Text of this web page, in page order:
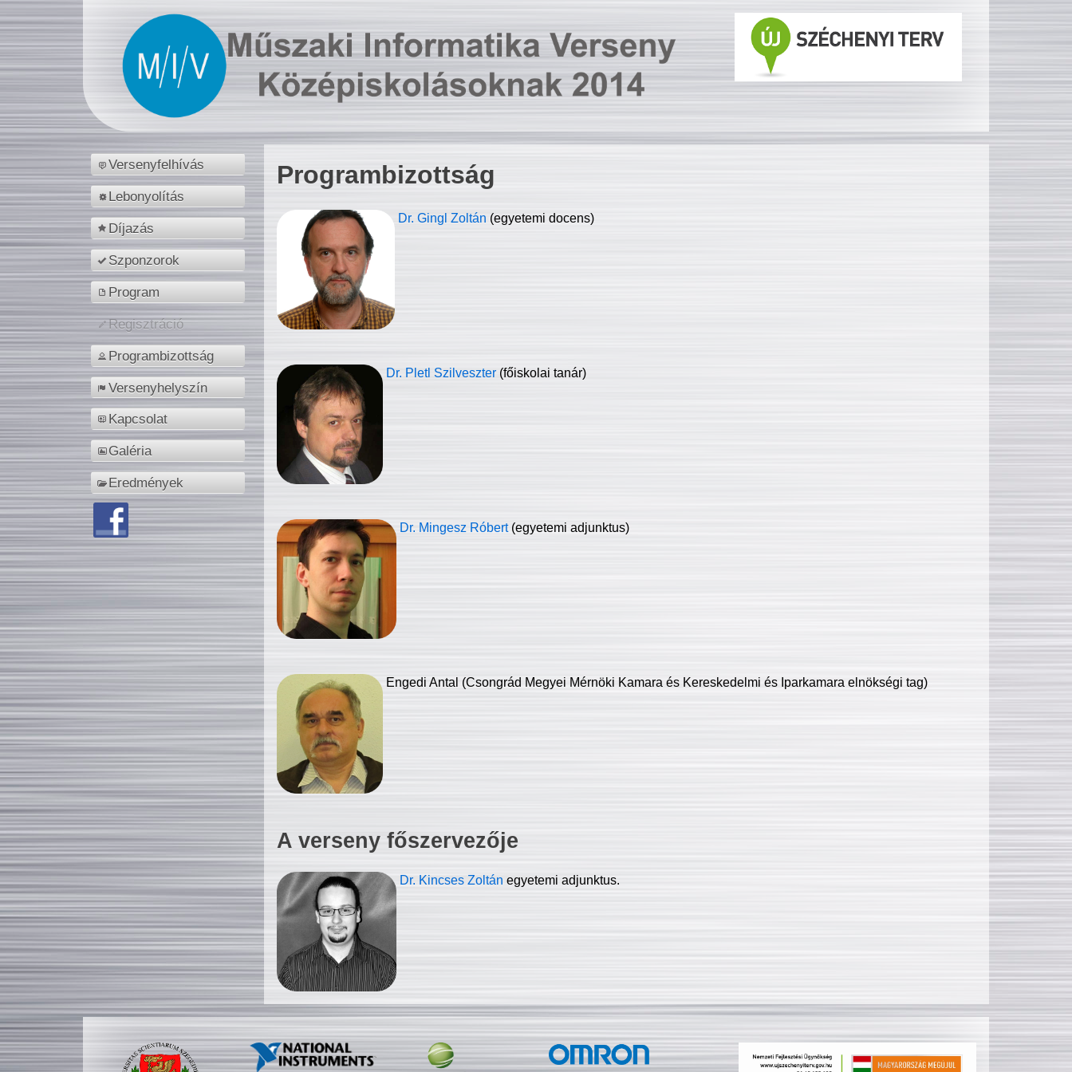
Versenyfelhívás
Lebonyolítás
Díjazás
Szponzorok
Program
Regisztráció
Programbizottság
Versenyhelyszín
Kapcsolat
Galéria
Eredmények
Programbizottság
Dr. Gingl Zoltán (egyetemi docens)
Dr. Pletl Szilveszter (főiskolai tanár)
Dr. Mingesz Róbert (egyetemi adjunktus)
Engedi Antal (Csongrád Megyei Mérnöki Kamara és Kereskedelmi és Iparkamara elnökségi tag)
A verseny főszervezője
Dr. Kincses Zoltán egyetemi adjunktus.